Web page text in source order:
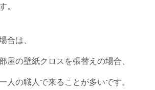
。
合は、
屋の壁紙クロスを張替えの場合、
人の職人で来ることが多いです。